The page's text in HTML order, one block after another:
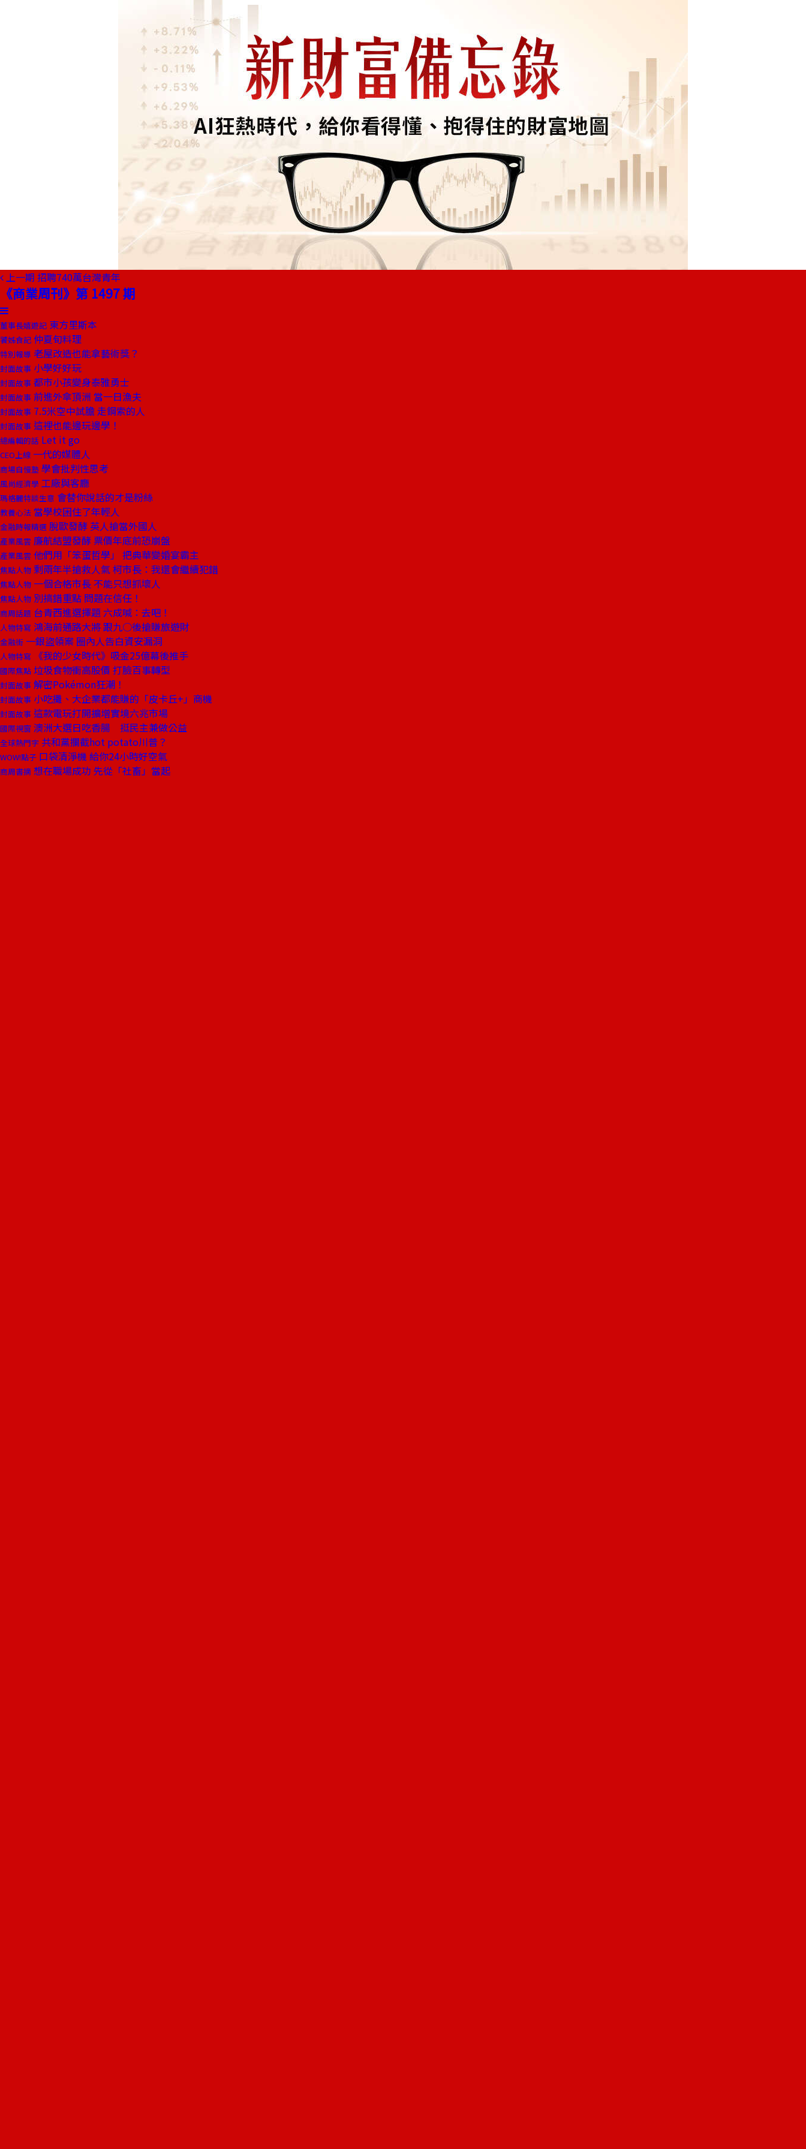
上一期 招聘740萬台灣青年
《商業周刊》第 1497 期
董事長嬉遊記 東方里斯本
饕姊食記 仲夏旬料理
特別報導 老屋改造也能拿藝術獎？
封面故事 小學好好玩
封面故事 都市小孩變身泰雅勇士
封面故事 前進外傘頂洲 當一日漁夫
封面故事 7.5米空中試膽 走鋼索的人
封面故事 這裡也能邊玩邊學！
總編輯的話 Let it go
CEO上線 一代的媒體人
商場自慢塾 學會批判性思考
風尚經濟學 工廠與客廳
瑪格麗特談生意 會替你說話的才是粉絲
教養心法 當學校困住了年輕人
金融時報精選 脫歐發酵 英人搶當外國人
產業風雲 廉航結盟發酵 票價年底前恐崩盤
產業風雲 他們用「笨蛋哲學」 把典華變婚宴霸主
焦點人物 剩兩年半搶救人氣 柯市長：我還會繼續犯錯
焦點人物 一個合格市長 不能只想抓壞人
焦點人物 別搞錯重點 問題在信任！
商周話題 台青西進選擇題 六成喊：去吧！
人物特寫 鴻海前通路大將 跟九○後搶賺旅遊財
金融街 一銀盜領案 圈內人告白資安漏洞
人物特寫 《我的少女時代》吸金25億幕後推手
國際焦點 垃圾食物衝高股價 打臉百事轉型
封面故事 解密Pokémon狂潮！
封面故事 小吃攤、大企業都能賺的「皮卡丘+」商機
封面故事 這款電玩打開擴增實境六兆市場
國際視窗 澳洲大選日吃香腸 挺民主兼做公益
全球熱門字 共和黨攔截hot potato川普？
WOW!點子 口袋清淨機 給你24小時好空氣
商周書摘 想在職場成功 先從「社畜」當起